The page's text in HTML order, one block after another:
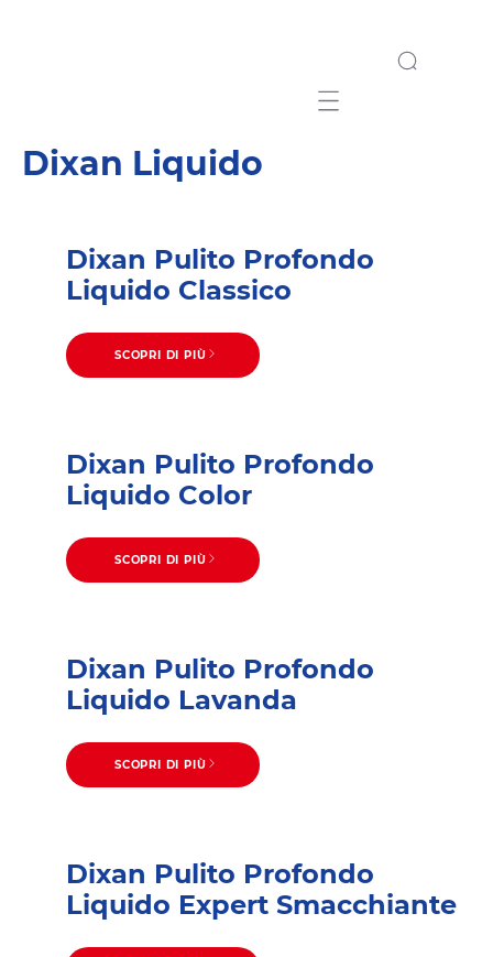
Mobile navigation
Dixan Liquido
Dixan Pulito Profondo
Liquido Classico
SCOPRI DI PIÙ
Dixan Pulito Profondo
Liquido Color
SCOPRI DI PIÙ
Dixan Pulito Profondo
Liquido Lavanda
SCOPRI DI PIÙ
Dixan Pulito Profondo
Liquido Expert Smacchiante